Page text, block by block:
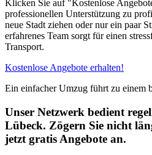
Klicken Sie auf "Kostenlose
professionellen Unterstützung zu
neue Stadt ziehen oder nur ein paar
erfahrenes Team sorgt für einen
Transport.
Kostenlose Angebote erhalten!
Ein einfacher Umzug führt zu einem
Unser Netzwerk bedient
Lübeck. Zögern Sie nicht
jetzt gratis Angebote an.